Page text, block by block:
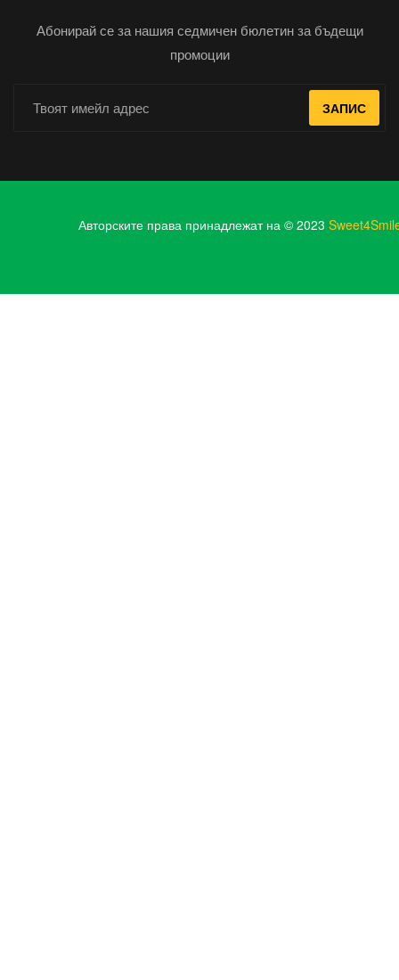
Абонирай се за нашия седмичен бюлетин за бъдещи
промоции
ЗАПИС
Авторските права принадлежат на © 2023